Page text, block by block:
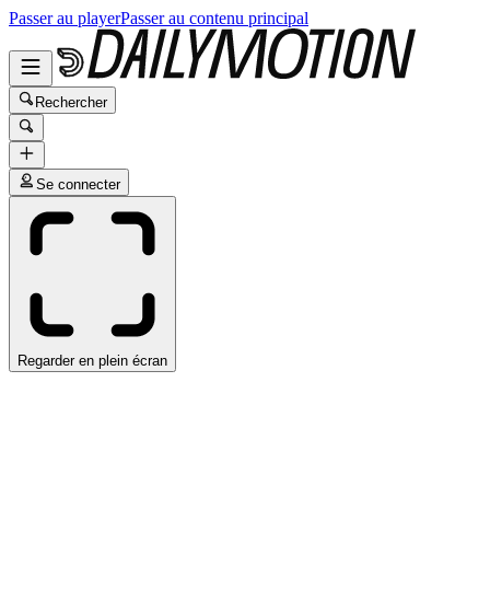
Passer au playerPasser au contenu principal
Rechercher
Se connecter
Regarder en plein écran